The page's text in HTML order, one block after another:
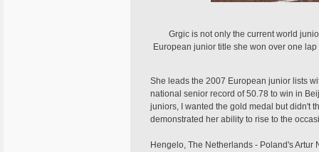
Grgic is not only the current world
European junior title she won over one
She leads the 2007 European junior lists
national senior record of 50.78 to win in
juniors, I wanted the gold medal but didn't
demonstrated her ability to rise to the
Hengelo, The Netherlands - Poland's